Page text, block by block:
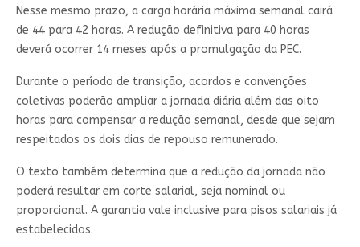
Nesse mesmo prazo, a carga horária máxima semanal cairá
de 44 para 42 horas. A redução definitiva para 40 horas
deverá ocorrer 14 meses após a promulgação da PEC.
Durante o período de transição, acordos e convenções
coletivas poderão ampliar a jornada diária além das oito
horas para compensar a redução semanal, desde que sejam
respeitados os dois dias de repouso remunerado.
O texto também determina que a redução da jornada não
poderá resultar em corte salarial, seja nominal ou
proporcional. A garantia vale inclusive para pisos salariais já
estabelecidos.